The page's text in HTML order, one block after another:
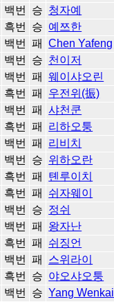
백번 승 청자예
흑번 승 예쯔한
백번 패 Chen Yafeng
백번 승 천이저
백번 패 웨이샤오린
흑번 패 우전위(振)
백번 패 샤천쿤
흑번 패 리하오퉁
백번 패 리비치
백번 승 위하오란
흑번 패 톈루이치
흑번 패 쉬자웨이
백번 승 정쉬
백번 패 왕자난
흑번 패 쉬징언
백번 패 스위라이
흑번 승 야오샤오퉁
백번 승 Yang Wenkai